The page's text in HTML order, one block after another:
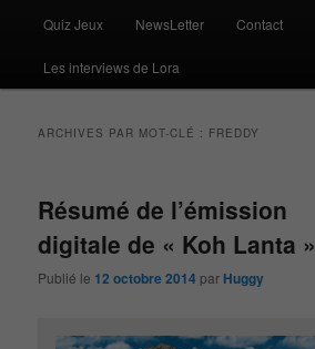
Quiz Jeux NewsLetter Contact
Les interviews de Lora
ARCHIVES PAR MOT-CLÉ : FREDDY
Résumé de l’émission
digitale de « Koh Lanta »
Publié le 12 octobre 2014 par Huggy